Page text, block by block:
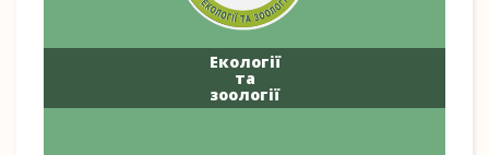
Екології
та
зоології